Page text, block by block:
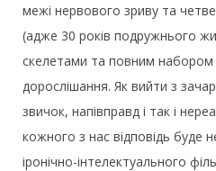
межі нервового зриву та
(адже 30 років подружнього
скелетами та повним набором
дорослішання. Як вийти з
звичок, напівправд і так і
кожного з нас відповідь буде
іронічно-інтелектуального